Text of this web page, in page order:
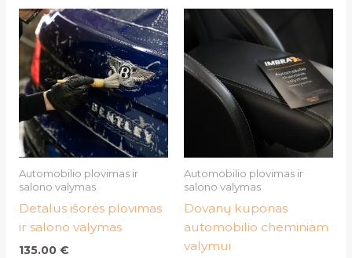
Automobilio plovimas ir
salono valymas
Detalus išorės plovimas
ir salono valymas
135.00 €
Automobilio plovimas ir
salono valymas
Dovanų kuponas
automobilio cheminiam
valymui